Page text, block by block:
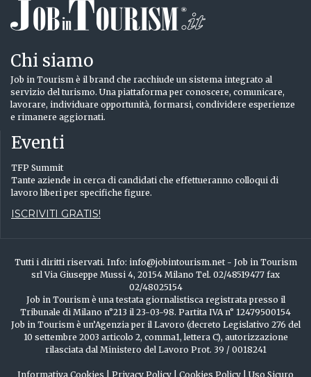
Chi siamo
Job in Tourism è il brand che racchiude un sistema integrato al
servizio del turismo. Una piattaforma per conoscere, comunicare,
lavorare, individuare opportunità, formarsi, condividere esperienze
e rimanere aggiornati.
Eventi
TFP Summit
Tante aziende in cerca di candidati che effettueranno colloqui di
lavoro liberi per specifiche figure.
ISCRIVITI GRATIS!
Tutti i diritti riservati. Info: info@jobintourism.net - Job in Tourism
srl Via Giuseppe Mussi 4, 20154 Milano Tel. 02/48519477 fax
02/48025154
Job in Tourism è una testata giornalistisca registrata presso il
Tribunale di Milano n°213 il 23-03-98. Partita IVA n° 12479500154
Job in Tourism è un’Agenzia per il Lavoro (decreto Legislativo 276 del
10 settembre 2003 articolo 2, comma1, lettera C), autorizzazione
rilasciata dal Ministero del Lavoro Prot. 39 / 0018241
Informativa Cookies Privacy Policy Cookies Policy Uso Sicuro